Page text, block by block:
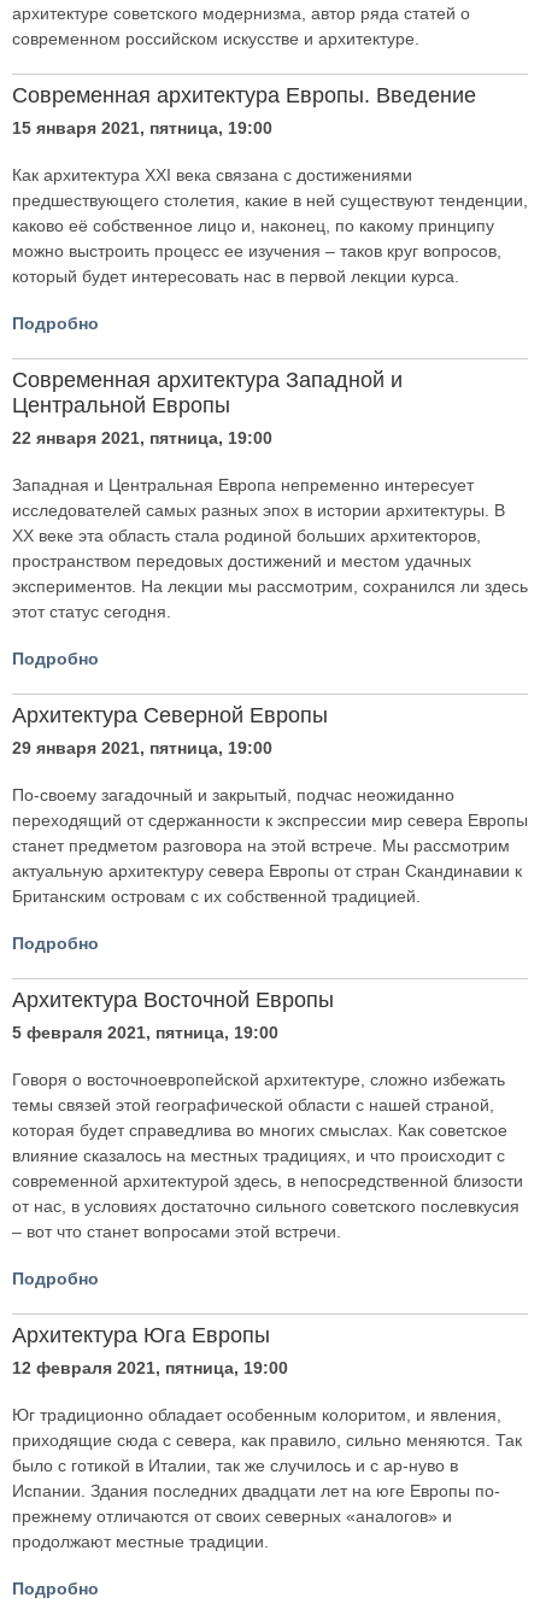
архитектуре советского модернизма, автор ряда статей о
современном российском искусстве и архитектуре.
Современная архитектура Европы. Введение
15 января 2021, пятница, 19:00
Как архитектура XXI века связана с достижениями
предшествующего столетия, какие в ней существуют тенденции,
каково её собственное лицо и, наконец, по какому принципу
можно выстроить процесс ее изучения – таков круг вопросов,
который будет интересовать нас в первой лекции курса.
Подробно
Современная архитектура Западной и
Центральной Европы
22 января 2021, пятница, 19:00
Западная и Центральная Европа непременно интересует
исследователей самых разных эпох в истории архитектуры. В
ХХ веке эта область стала родиной больших архитекторов,
пространством передовых достижений и местом удачных
экспериментов. На лекции мы рассмотрим, сохранился ли здесь
этот статус сегодня.
Подробно
Архитектура Северной Европы
29 января 2021, пятница, 19:00
По-своему загадочный и закрытый, подчас неожиданно
переходящий от сдержанности к экспрессии мир севера Европы
станет предметом разговора на этой встрече. Мы рассмотрим
актуальную архитектуру севера Европы от стран Скандинавии к
Британским островам с их собственной традицией.
Подробно
Архитектура Восточной Европы
5 февраля 2021, пятница, 19:00
Говоря о восточноевропейской архитектуре, сложно избежать
темы связей этой географической области с нашей страной,
которая будет справедлива во многих смыслах. Как советское
влияние сказалось на местных традициях, и что происходит с
современной архитектурой здесь, в непосредственной близости
от нас, в условиях достаточно сильного советского послевкусия
– вот что станет вопросами этой встречи.
Подробно
Архитектура Юга Европы
12 февраля 2021, пятница, 19:00
Юг традиционно обладает особенным колоритом, и явления,
приходящие сюда с севера, как правило, сильно меняются. Так
было с готикой в Италии, так же случилось и с ар-нуво в
Испании. Здания последних двадцати лет на юге Европы по-
прежнему отличаются от своих северных «аналогов» и
продолжают местные традиции.
Подробно